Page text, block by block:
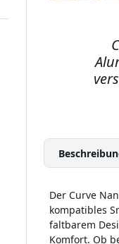
Der Curve
kompatibles
faltbarem
Komfort. Ob